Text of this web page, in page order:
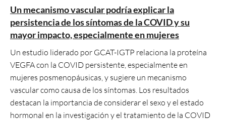
Un mecanismo vascular podría explicar la
persistencia de los síntomas de la COVID y su
mayor impacto, especialmente en mujeres
Un estudio liderado por GCAT-IGTP relaciona la proteína
VEGFA con la COVID persistente, especialmente en
mujeres posmenopáusicas, y sugiere un mecanismo
vascular como causa de los síntomas. Los resultados
destacan la importancia de considerar el sexo y el estado
hormonal en la investigación y el tratamiento de la COVID